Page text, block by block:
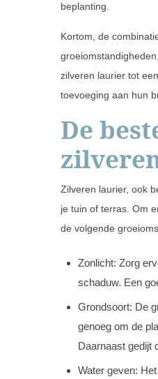
beplanting.
Kortom, de
zilveren laurier tot
toevoeging aan hun
De
Zilveren laurier, ook
je tuin of terras. Om
de volgende
Zonlicht: Zorg
schaduw. Een
Grondsoort: De
genoeg om de
Daarnaast gedijt
Water geven: